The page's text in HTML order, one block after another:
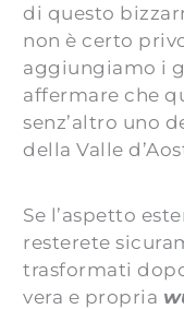
di questo
non è certo
aggiungiamo i
affermare che
senz’altro uno
della Valle
Se l’aspetto
resterete
trasformati
vera e propria